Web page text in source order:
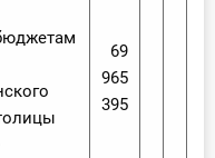
69
965
395